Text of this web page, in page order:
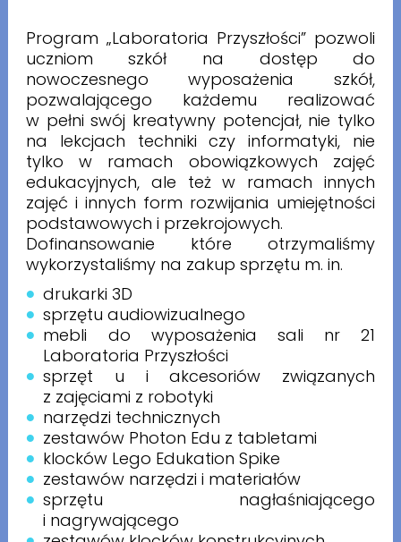
Program „Laboratoria Przyszłości” pozwoli
uczniom szkół na dostęp do
nowoczesnego wyposażenia szkół,
pozwalającego każdemu realizować
w pełni swój kreatywny potencjał, nie tylko
na lekcjach techniki czy informatyki, nie
tylko w ramach obowiązkowych zajęć
edukacyjnych, ale też w ramach innych
zajęć i innych form rozwijania umiejętności
podstawowych i przekrojowych.
Dofinansowanie które otrzymaliśmy
wykorzystaliśmy na zakup sprzętu m. in.
drukarki 3D
sprzętu audiowizualnego
mebli do wyposażenia sali nr 21
Laboratoria Przyszłości
sprzęt u i akcesoriów związanych
z zajęciami z robotyki
narzędzi technicznych
zestawów Photon Edu z tabletami
klocków Lego Edukation Spike
zestawów narzędzi i materiałów
sprzętu nagłaśniającego
i nagrywającego